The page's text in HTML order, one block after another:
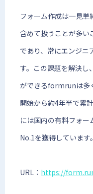
フォーム作成は一見
含めて扱うことが多い
であり、常にエンジニ
す。この課題を解決し
ができるformrunは多
開始から約4年半で累
には国内の有料フォー
No.1を獲得しています。
URL： https://